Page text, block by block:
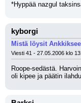
*Hyppää nazgul
kyborgi
Mistä löysit
Viesti 41 - 27.05.2006 klo
Roope-sedästä.
oli kipee ja päätin